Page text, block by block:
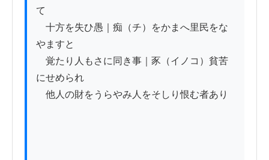
て
十方を失ひ愚｜痴（チ）をかまへ里民をな
やますと
覚たり人もさに同き事｜豕（イノコ）貧苦
にせめられ
他人の財をうらやみ人をそしり恨む者あり